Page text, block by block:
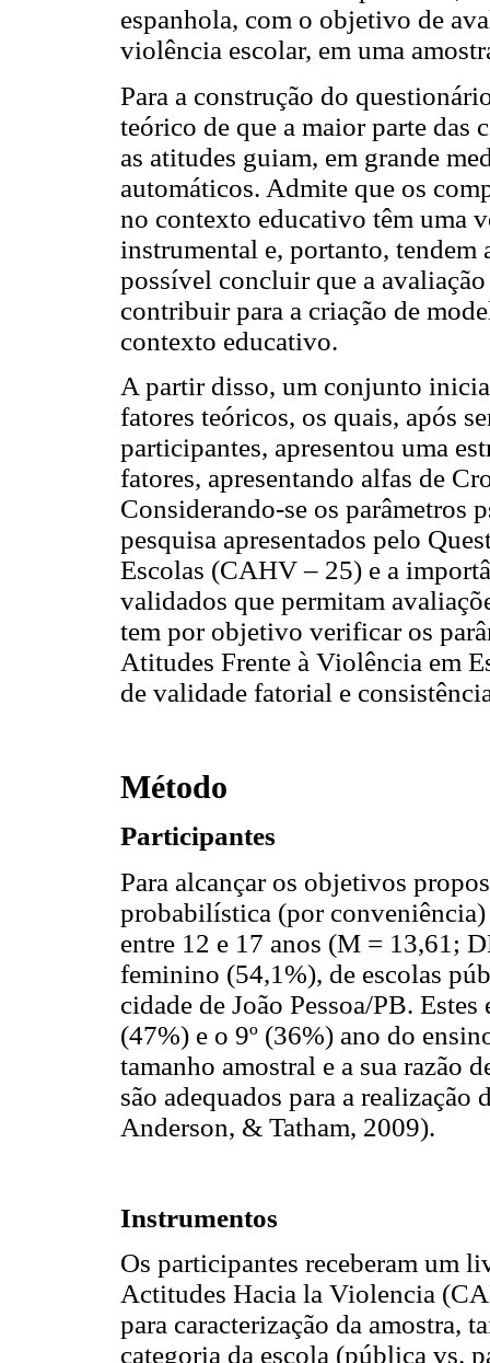
espanhola, com o objetivo de
violência escolar, em uma
Para a construção do
teórico de que a maior parte das
as atitudes guiam, em grande
automáticos. Admite que os
no contexto educativo têm uma
instrumental e, portanto, tendem
possível concluir que a
contribuir para a criação de
contexto educativo.
A partir disso, um conjunto
fatores teóricos, os quais, após
participantes, apresentou uma
fatores, apresentando alfas de
Considerando-se os parâmetros
pesquisa apresentados pelo
Escolas (CAHV – 25) e a
validados que permitam
tem por objetivo verificar os
Atitudes Frente à Violência em
de validade fatorial e
Método
Participantes
Para alcançar os objetivos
probabilística (por
entre 12 e 17 anos (M = 13,61;
feminino (54,1%), de escolas
cidade de João Pessoa/PB.
(47%) e o 9º (36%) ano do
tamanho amostral e a sua razão
são adequados para a
Anderson, & Tatham, 2009).
Instrumentos
Os participantes receberam um
Actitudes Hacia la Violencia
para caracterização da amostra,
categoria da escola (pública vs.